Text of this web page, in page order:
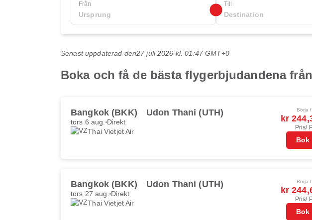
Från Till
Senast uppdaterad den27 juli 2026 kl. 01:47 GMT+0
Boka och få de bästa flygerbjudandena
Bangkok (BKK) Udon Thani (UTH)
tors 6 aug. Direkt
Thai Vietjet Air
Börja
kr
Pris/
Bok
Bangkok (BKK) Udon Thani (UTH)
tors 27 aug. Direkt
Thai Vietjet Air
Börja
kr
Pris/
Bok